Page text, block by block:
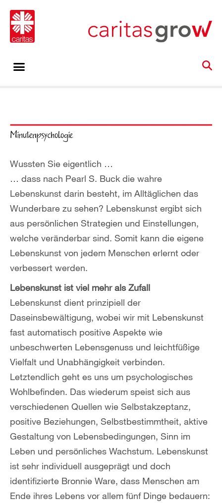
Wussten Sie eigentlich …
… dass nach Pearl S. Buck die wahre
Lebenskunst darin besteht, im Alltäglichen das
Wunderbare zu sehen? Lebenskunst ergibt sich
aus persönlichen Strategien und Einstellungen,
welche veränderbar sind. Somit kann die eigene
Lebenskunst von jedem Menschen erlernt oder
verbessert werden.
Lebenskunst ist viel mehr als Zufall
Lebenskunst dient prinzipiell der
Daseinsbewältigung, wobei wir mit Lebenskunst
fast automatisch positive Aspekte wie
unbeschwerten Lebensgenuss und leichtfüßige
Vielfalt und Unabhängigkeit verbinden.
Letztendlich geht es uns um psychologisches
Wohlbefinden. Das wiederum speist sich aus
verschiedenen Quellen wie Selbstakzeptanz,
positive Beziehungen, Selbstbestimmtheit, aktive
Gestaltung von Lebensbedingungen, Sinn im
Leben und persönliches Wachstum. Lebenskunst
ist sehr individuell ausgeprägt und doch
identifizierte Bronnie Ware, dass Menschen am
Ende ihres Lebens vor allem fünf Dinge bedauern: